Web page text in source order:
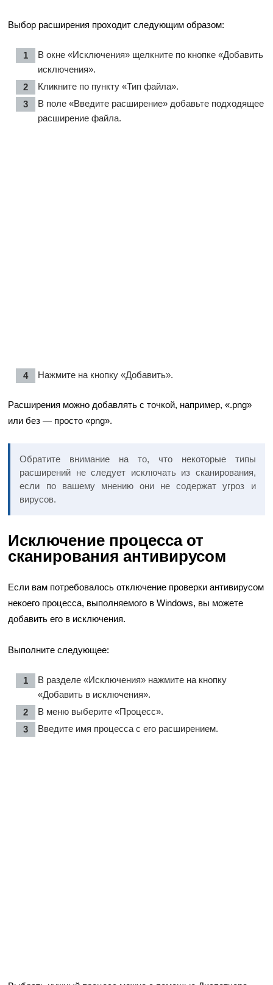
Выбор расширения проходит следующим образом:
В окне «Исключения» щелкните по кнопке «Добавить
исключения».
Кликните по пункту «Тип файла».
В поле «Введите расширение» добавьте подходящее
расширение файла.
Нажмите на кнопку «Добавить».
Расширения можно добавлять с точкой, например, «.png»
или без — просто «png».
Обратите внимание на то, что некоторые типы
расширений не следует исключать из сканирования,
если по вашему мнению они не содержат угроз и
вирусов.
Исключение процесса от
сканирования антивирусом
Если вам потребовалось отключение проверки антивирусом
некоего процесса, выполняемого в Windows, вы можете
добавить его в исключения.
Выполните следующее:
В разделе «Исключения» нажмите на кнопку
«Добавить в исключения».
В меню выберите «Процесс».
Введите имя процесса с его расширением.